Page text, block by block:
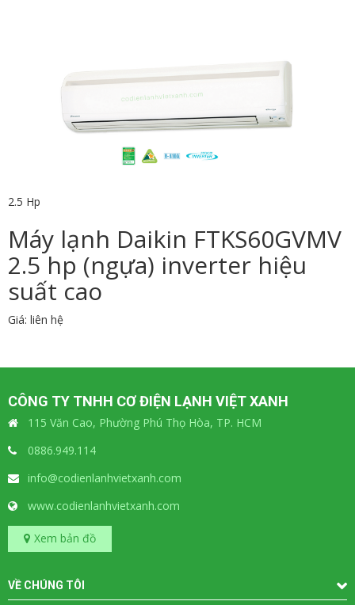
2.5 Hp
Máy lạnh Daikin FTKS60GVMV
2.5 hp (ngựa) inverter hiệu
suất cao
Giá: liên hệ
CÔNG TY TNHH CƠ ĐIỆN LẠNH VIỆT XANH
115 Văn Cao, Phường Phú Thọ Hòa, TP. HCM
0886.949.114
info@codienlanhvietxanh.com
www.codienlanhvietxanh.com
Xem bản đồ
VỀ CHÚNG TÔI